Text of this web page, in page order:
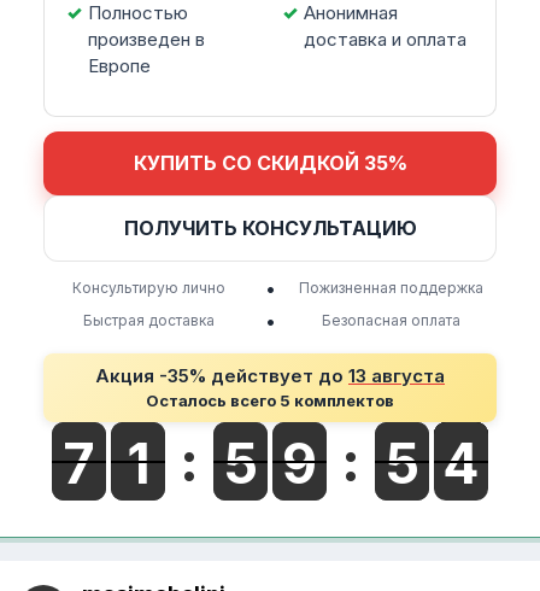
Полностью
произведен в
Европе
Анонимная
доставка и оплата
КУПИТЬ СО СКИДКОЙ 35%
ПОЛУЧИТЬ КОНСУЛЬТАЦИЮ
Консультирую лично •
Пожизненная поддержка
Быстрая доставка
• Безопасная оплата
Акция -35% действует до 13 августа
Осталось всего 5 комплектов